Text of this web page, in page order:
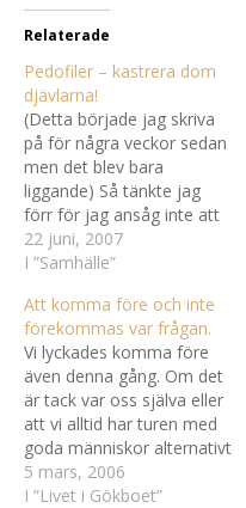
Relaterade
Pedofiler – kastrera dom
djävlarna!
(Detta började jag skriva
på för några veckor sedan
men det blev bara
liggande) Så tänkte jag
förr för jag ansåg inte att
dom hade
existensberättigande. Inte
en pedofil faktiskt är en
människa och att
pedofilen inte valt sin
sexuella läggning. Jag kan
förstå…
22 juni, 2007
I ”Samhälle”
Att komma före och inte
förekommas var frågan.
Vi lyckades komma före
även denna gång. Om det
är tack var oss själva eller
att vi alltid har turen med
goda människor alternativt
en kombination av båda
vet vi inte men det gick
5 mars, 2006
I ”Livet i Gökboet”